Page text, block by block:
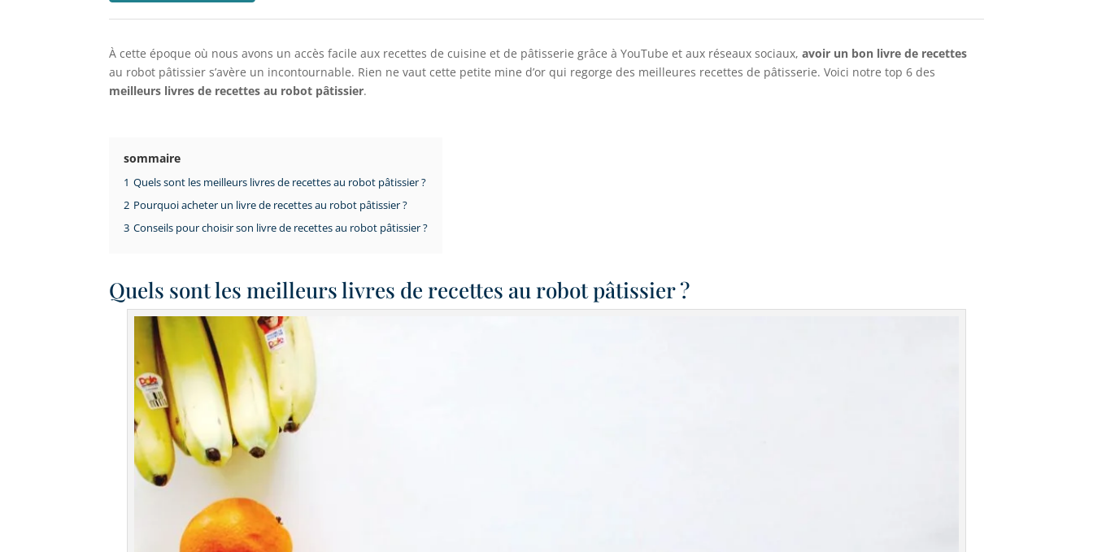
À cette époque où nous avons un accès facile aux recettes de cuisine et de pâtisserie grâce à YouTube et aux réseaux sociaux,avoir un bon livre de recettes
au robot pâtissier s’avère un incontournable. Rien ne vaut cette petite mine d’or qui regorge des meilleures recettes de pâtisserie. Voici notre top 6 des
meilleurs livres de recettes au robot pâtissier.
sommaire
1 Quels sont les meilleurs livres de recettes au robot pâtissier ?
2 Pourquoi acheter un livre de recettes au robot pâtissier ?
3 Conseils pour choisir son livre de recettes au robot pâtissier ?
Quels sont les meilleurs livres de recettes au robot pâtissier ?